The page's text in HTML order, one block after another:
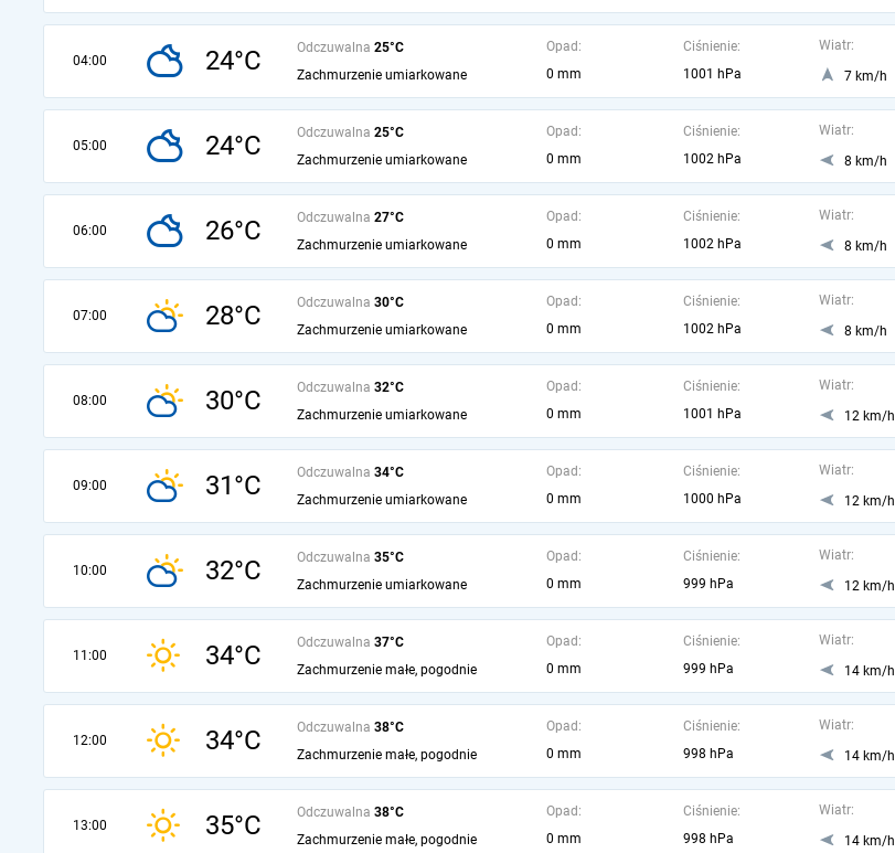
04:00 24°C Odczuwalna 25°C
Zachmurzenie umiarkowane
Opad:
0 mm
Ciśnienie:
1001 hPa
Wiatr:
7 km/h
05:00 24°C Odczuwalna 25°C
Zachmurzenie umiarkowane
Opad:
0 mm
Ciśnienie:
1002 hPa
Wiatr:
8 km/h
06:00 26°C Odczuwalna 27°C
Zachmurzenie umiarkowane
Opad:
0 mm
Ciśnienie:
1002 hPa
Wiatr:
8 km/h
07:00 28°C Odczuwalna 30°C
Zachmurzenie umiarkowane
Opad:
0 mm
Ciśnienie:
1002 hPa
Wiatr:
8 km/h
08:00 30°C Odczuwalna 32°C
Zachmurzenie umiarkowane
Opad:
0 mm
Ciśnienie:
1001 hPa
Wiatr:
12 km/h
09:00 31°C Odczuwalna 34°C
Zachmurzenie umiarkowane
Opad:
0 mm
Ciśnienie:
1000 hPa
Wiatr:
12 km/h
10:00 32°C Odczuwalna 35°C
Zachmurzenie umiarkowane
Opad:
0 mm
Ciśnienie:
999 hPa
Wiatr:
12 km/h
11:00 34°C Odczuwalna 37°C
Zachmurzenie małe, pogodnie
Opad:
0 mm
Ciśnienie:
999 hPa
Wiatr:
14 km/h
12:00 34°C Odczuwalna 38°C
Zachmurzenie małe, pogodnie
Opad:
0 mm
Ciśnienie:
998 hPa
Wiatr:
14 km/h
13:00 35°C Odczuwalna 38°C
Zachmurzenie małe, pogodnie
Opad:
0 mm
Ciśnienie:
998 hPa
Wiatr:
14 km/h